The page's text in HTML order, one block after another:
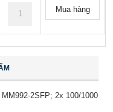
Mua hàng
2SFP; 2x 100/1000